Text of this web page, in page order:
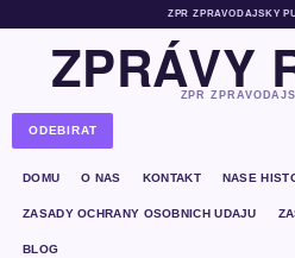
ZPR ZPRAVODAJSKY
ZPRÁVY
ZPR
ODEBIRAT
DOMU O NAS KONTAKT NASE
ZASADY OCHRANY OSOBNICH UDAJU
BLOG